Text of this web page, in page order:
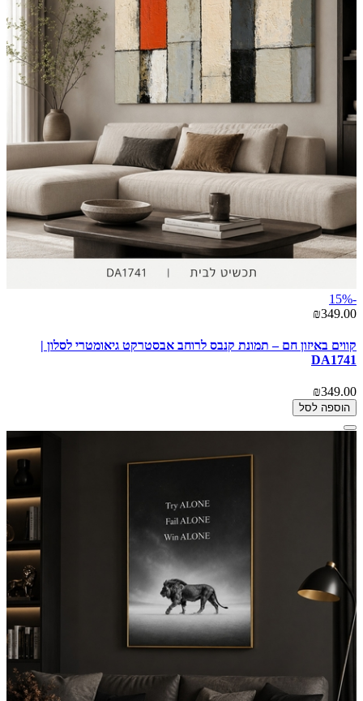
-15%
₪349.00
קווים באיזון חם – תמונת קנבס לרוחב אבסטרקט גיאומטרי לסלון |
DA1741
₪349.00
הוספה לסל